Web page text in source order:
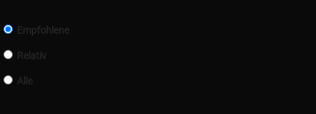
Empfohlene
Relativ
Alle